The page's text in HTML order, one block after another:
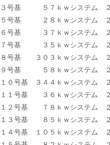
３号基 ５７ｋｗシステム
５号基 ２８ｋｗシステム
６号基 ３７ｋｗシステム
７号基 ３５ｋｗシステム
８号基 ３０３ｋｗシステム
９号基 ５８ｋｗシステム
１０号基 ３４４ｋｗシステム
１１号基 ３６ｋｗシステム
１２号基 ７８ｋｗシステム
１３号基 ８５ｋｗシステム
１４号基 １０５ｋｗシステム